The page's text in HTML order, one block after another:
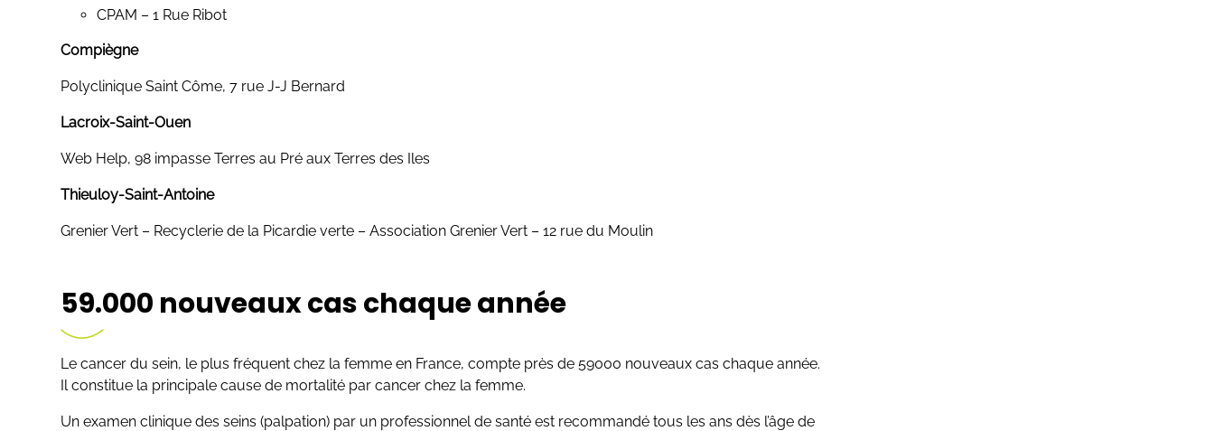
CPAM – 1 Rue Ribot
Compiègne
Polyclinique Saint Côme, 7 rue J-J Bernard
Lacroix-Saint-Ouen
Web Help, 98 impasse Terres au Pré aux Terres des Iles
Thieuloy-Saint-Antoine
Grenier Vert – Recyclerie de la Picardie verte – Association Grenier Vert – 12 rue du Moulin
59.000 nouveaux cas chaque année
Le cancer du sein, le plus fréquent chez la femme en France, compte près de 59000 nouveaux cas chaque année.
Il constitue la principale cause de mortalité par cancer chez la femme.
Un examen clinique des seins (palpation) par un professionnel de santé est recommandé tous les ans dès l’âge de